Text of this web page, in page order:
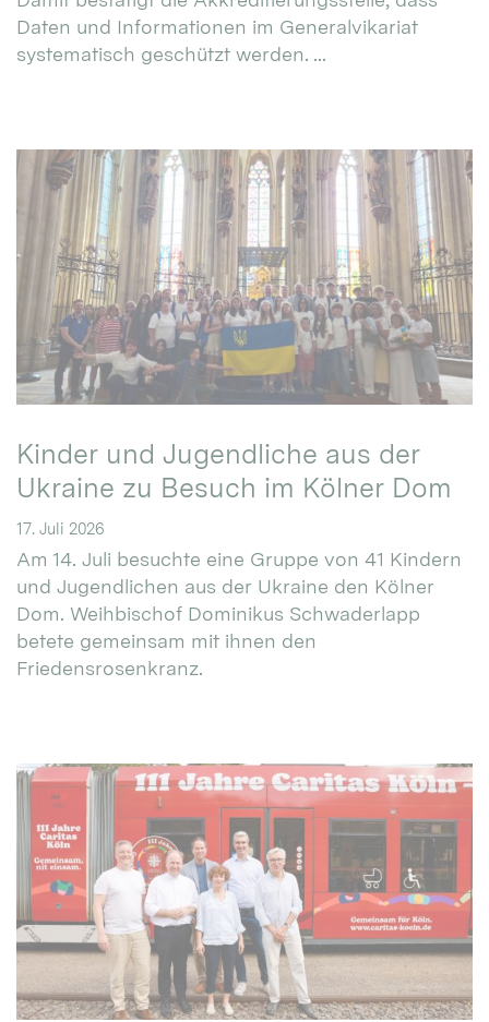
Daten und Informationen im Generalvikariat
systematisch geschützt werden. ...
Kinder und Jugendliche aus der
Ukraine zu Besuch im Kölner Dom
17. Juli 2026
Am 14. Juli besuchte eine Gruppe von 41 Kindern
und Jugendlichen aus der Ukraine den Kölner
Dom. Weihbischof Dominikus Schwaderlapp
betete gemeinsam mit ihnen den
Friedensrosenkranz.